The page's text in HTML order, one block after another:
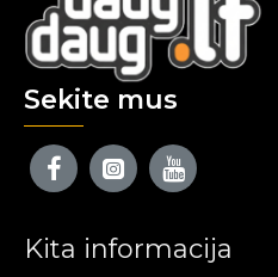
Sekite mus
Kita informacija